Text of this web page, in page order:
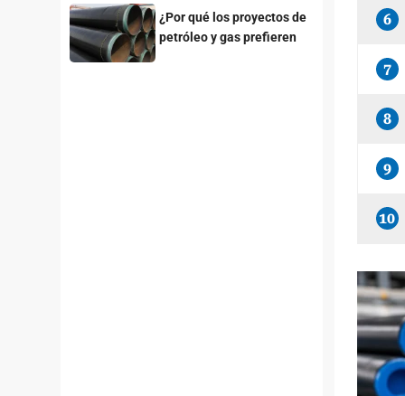
¿Por qué los proyectos de
petróleo y gas prefieren
6
7
8
9
10